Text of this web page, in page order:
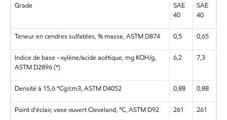
Grade
SAE
40
SAE
40
Teneur en cendres sulfatées, % masse, ASTM D874 0,5 0,65
Indice de base - xylène/acide acétique, mg KOH/g,
ASTM D2896(*)
6,2 7,3
Densité à 15,6 °Cg/cm3, ASTM D4052 0,88 0,88
Point d'éclair, vase ouvert Cleveland, °C, ASTM D92 261 261